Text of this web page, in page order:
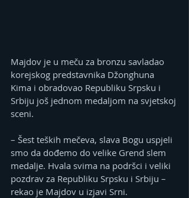
Majdov je u meču za bronzu savladao
korejskog predstavnika Džonghuna
Kima i obradovao Republiku Srpsku i
Srbiju još jednom medaljom na svjetskoj
sceni.
– Šest teških mečeva, slava Bogu uspjeli
smo da dođemo do velike Grend slem
medalje. Hvala svima na podršci i veliki
pozdrav za Republiku Srpsku i Srbiju –
rekao je Majdov u izjavi Srni.